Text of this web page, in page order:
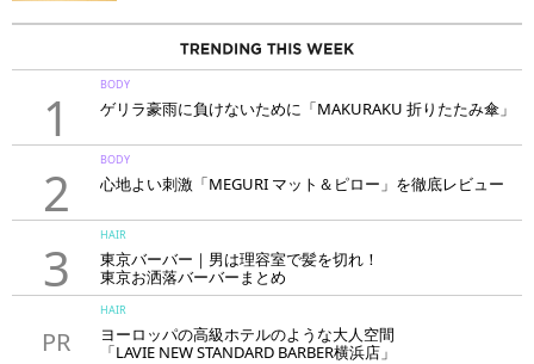
1
BODY
ゲリラ豪雨に負けないために「MAKURAKU 折りたたみ傘」
2
BODY
心地よい刺激「MEGURI マット＆ピロー」を徹底レビュー
3
HAIR
東京バーバー｜男は理容室で髪を切れ！
東京お洒落バーバーまとめ
PR
HAIR
ヨーロッパの高級ホテルのような大人空間
「LAVIE NEW STANDARD BARBER横浜店」